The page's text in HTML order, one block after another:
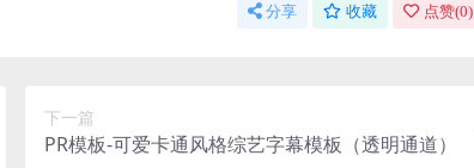
分享 收藏 点赞(0)
下一篇
PR模板-可爱卡通风格综艺字幕模板（透明通道）